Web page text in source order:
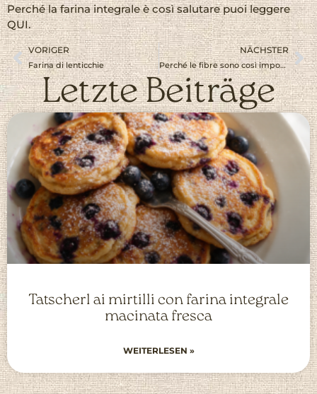
Perché la farina integrale è così salutare puoi leggere
QUI.
VORIGER
Farina di lenticchie
NÄCHSTER
Perché le fibre sono così importanti
Letzte Beiträge
Tatscherl ai mirtilli con farina integrale
macinata fresca
WEITERLESEN »